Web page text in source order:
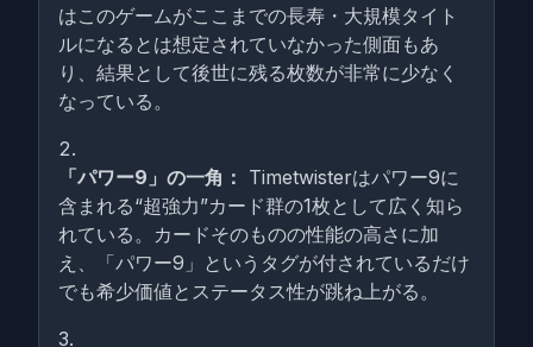
はこのゲームがここまでの長寿・大規模タイト
ルになるとは想定されていなかった側面もあ
り、結果として後世に残る枚数が非常に少なく
なっている。
「パワー9」の一角： Timetwisterはパワー9に
含まれる“超強力”カード群の1枚として広く知ら
れている。カードそのものの性能の高さに加
え、「パワー9」というタグが付されているだけ
でも希少価値とステータス性が跳ね上がる。